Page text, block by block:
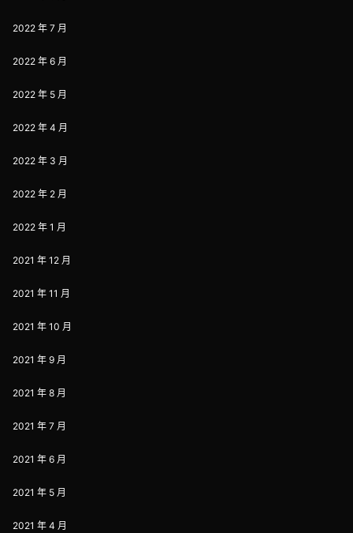
2022 年 7 月
2022 年 6 月
2022 年 5 月
2022 年 4 月
2022 年 3 月
2022 年 2 月
2022 年 1 月
2021 年 12 月
2021 年 11 月
2021 年 10 月
2021 年 9 月
2021 年 8 月
2021 年 7 月
2021 年 6 月
2021 年 5 月
2021 年 4 月